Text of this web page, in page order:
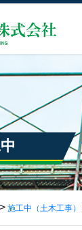
施工中（土木工事）